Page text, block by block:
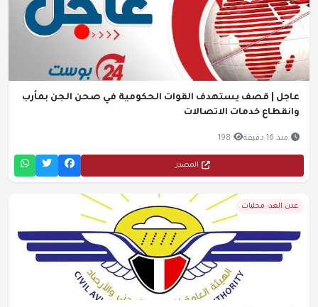
عاجل | قصف يستهدف القوات الحكومية في صحن الجن بمأرب
وانقطاع خدمات الاتصالات
منذ 16 دقيقة 198
المصدر
عدن الغد- محليات